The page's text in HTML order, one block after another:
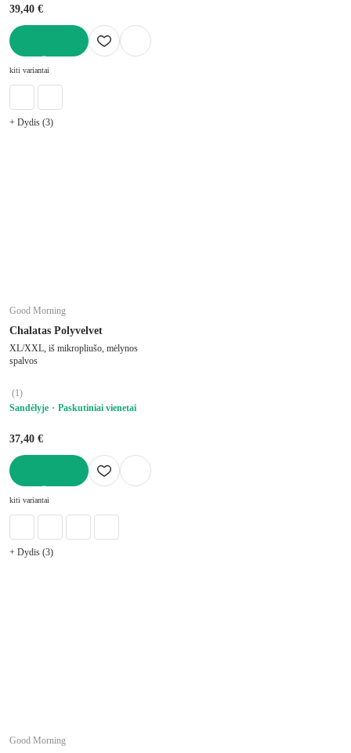
39,40 €
kiti variantai
+ Dydis (3)
Good Morning
Chalatas Polyvelvet
XL/XXL, iš mikropliušo, mėlynos
spalvos
(1)
Sandėlyje
Paskutiniai vienetai
37,40 €
kiti variantai
+ Dydis (3)
Good Morning